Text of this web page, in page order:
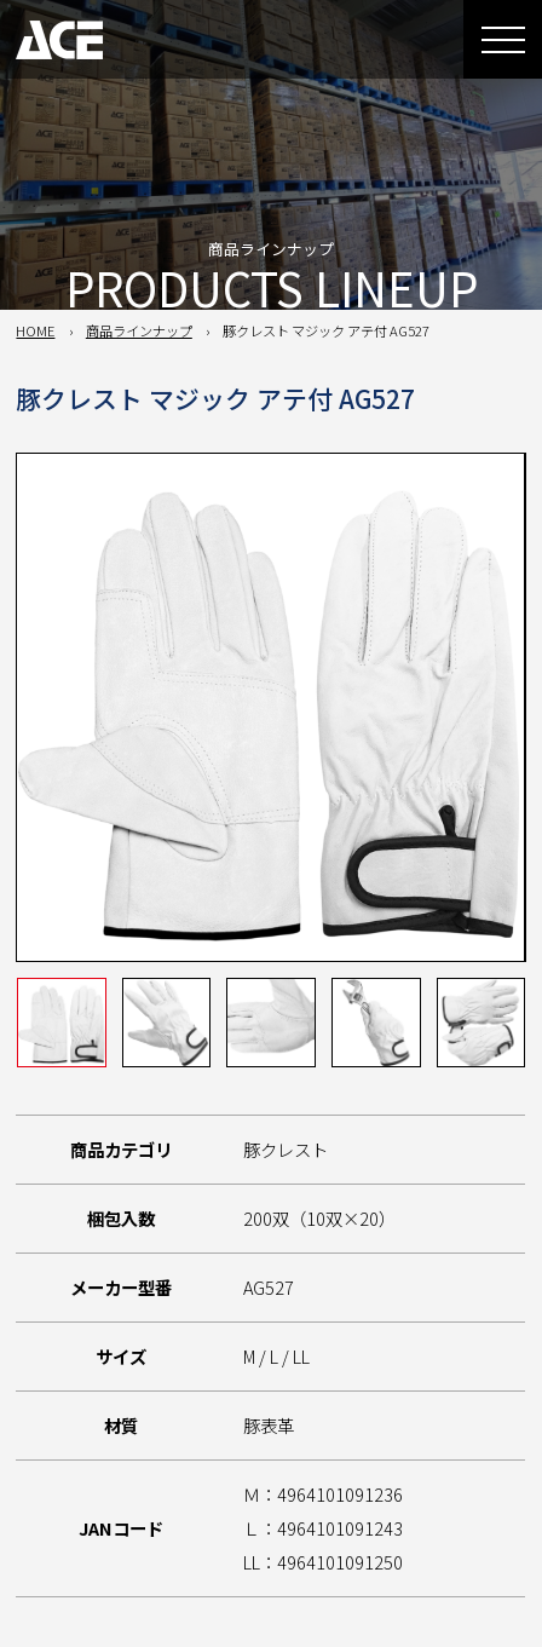
商品ラインナップ
PRODUCTS LINEUP
HOME 商品ラインナップ 豚クレスト マジック アテ付 AG527
豚クレスト マジック アテ付 AG527
商品カテゴリ 豚クレスト
梱包入数 200双（10双×20）
メーカー型番 AG527
サイズ M / L / LL
材質 豚表革
JANコード
Ｍ：4964101091236
Ｌ：4964101091243
LL：4964101091250